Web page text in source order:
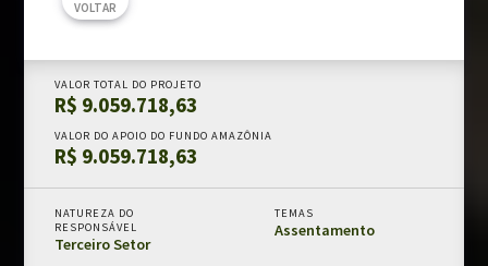
Chamadas públicas
Documentos de suporte
MONITORAMENTO E AVALIAÇÃO
Fundo Amazônia em números
Resultados e impactos
VOLTAR
VALOR TOTAL DO PROJETO
R$ 9.059.718,63
VALOR DO APOIO DO FUNDO AMAZÔNIA
R$ 9.059.718,63
NATUREZA DO
RESPONSÁVEL
Terceiro Setor
TEMAS
Assentamento